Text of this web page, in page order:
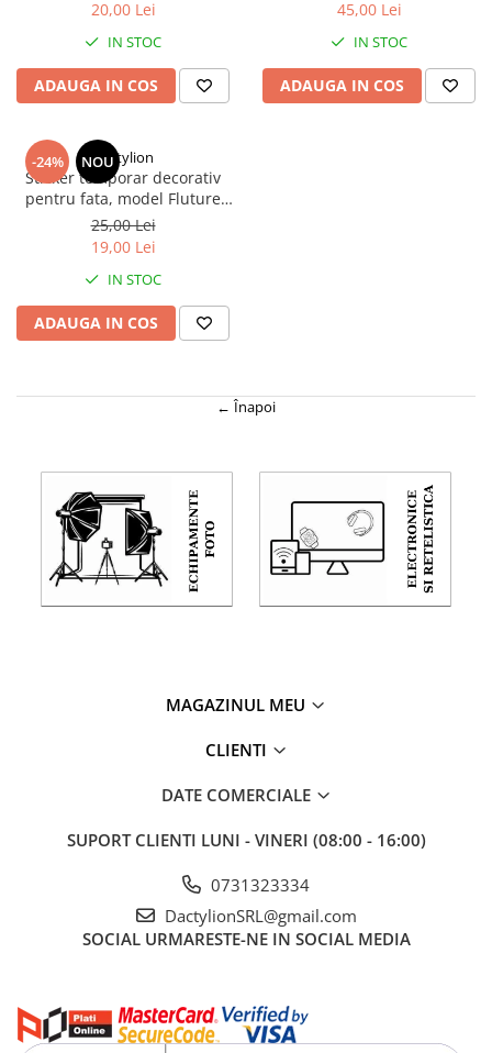
20,00 Lei
IN STOC
ADAUGA IN COS
45,00 Lei
IN STOC
ADAUGA IN COS
-24% NOU
Dactylion
Sticker temporar decorativ
pentru fata, model Fluture
Glitter, autocolant pentru
machiaj festival, carnaval,
Halloween si petreceri
tematice, 12.8 x 12 cm,
Multicolor
25,00 Lei
19,00 Lei
IN STOC
ADAUGA IN COS
← Înapoi
MAGAZINUL MEU
CLIENTI
DATE COMERCIALE
SUPORT CLIENTI LUNI - VINERI (08:00 - 16:00)
0731323334
DactylionSRL@gmail.com
SOCIAL URMARESTE-NE IN SOCIAL MEDIA